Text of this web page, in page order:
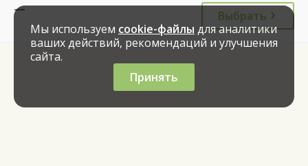
—
Выбрать
Мы используем cookie-файлы для аналитики
ваших действий, рекомендаций и улучшения
сайта.
Принять